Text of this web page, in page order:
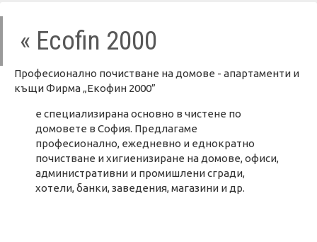
« Ecofin 2000
Професионално почистване на домове - апартаменти и
къщи Фирма „Екофин 2000”
е специализирана основно в чистене по
домовете в София. Предлагаме
професионално, ежедневно и еднократно
почистване и хигиенизиране на домове, офиси,
административни и промишлени сгради,
хотели, банки, заведения, магазини и др.